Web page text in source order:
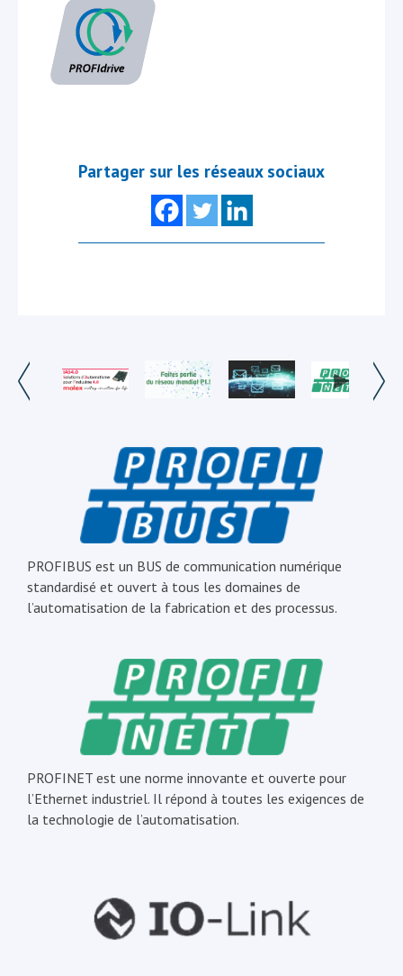
Partager sur les réseaux sociaux
PROFIBUS est un BUS de communication numérique
standardisé et ouvert à tous les domaines de
l’automatisation de la fabrication et des processus.
PROFINET est une norme innovante et ouverte pour
l’Ethernet industriel. Il répond à toutes les exigences de
la technologie de l’automatisation.